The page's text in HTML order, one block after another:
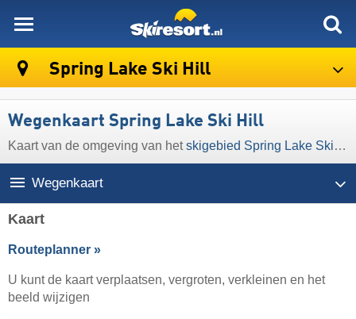
Spring Lake Ski Hill
Wegenkaart Spring Lake Ski Hill
Kaart van de omgeving van hetskigebied Spring Lake Ski Hill
Wegenkaart
Kaart
Routeplanner »
U kunt de kaart verplaatsen, vergroten, verkleinen en het
beeld wijzigen